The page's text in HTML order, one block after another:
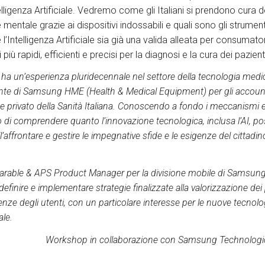
Artificiale. Vedremo come gli Italiani si prendono cura
grazie ai dispositivi indossabili e quali sono gli
Artificiale sia già una valida alleata per
rapidi, efficienti e precisi per la diagnosi e la cura dei
un’esperienza pluridecennale nel settore della tecnologia
di Samsung HME (Health & Medical Equipment) per gli
privato della Sanità Italiana. Conoscendo a fondo i meccanismi
di comprendere quanto l’innovazione tecnologica, inclusa l’AI,
e gestire le impegnative sfide e le esigenze del
& APS Product Manager per la divisione mobile di
e implementare strategie finalizzate alla valorizzazione
degli utenti, con un particolare interesse per le nuove
Workshop in collaborazione con Samsung